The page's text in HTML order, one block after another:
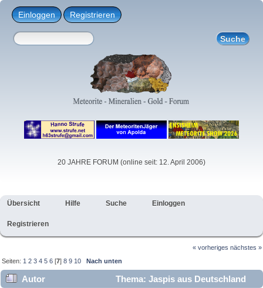
Einloggen Registrieren
20 JAHRE FORUM (online seit: 12. April 2006)
Übersicht Hilfe Suche Einloggen
Registrieren
« vorheriges nächstes »
Seiten: 1 2 3 4 5 6 [7]8 9 10 Nach unten
Autor
Thema: Jaspis aus Deutschland